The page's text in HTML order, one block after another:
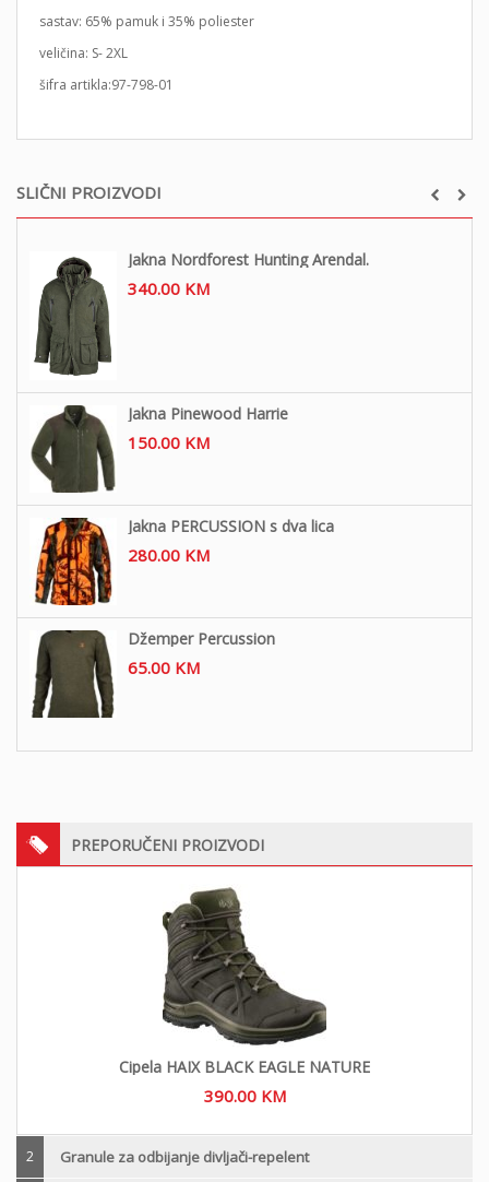
SLIČNI PROIZVODI
Jakna Nordforest Hunting Arendal.
340.00 KM
Jakna Pinewood Harrie
150.00 KM
Jakna PERCUSSION s dva lica
280.00 KM
Džemper Percussion
65.00 KM
PREPORUČENI PROIZVODI
Cipela HAIX BLACK EAGLE NATURE
390.00 KM
2 Granule za odbijanje divljači-repelent
sastav: 65% pamuk i 35% poliester
veličina: S- 2XL
šifra artikla:97-798-01